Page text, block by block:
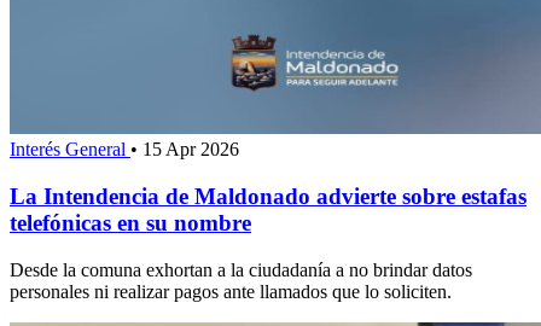
Interés General • 15 Apr 2026
La Intendencia de Maldonado advierte sobre estafas
telefónicas en su nombre
Desde la comuna exhortan a la ciudadanía a no brindar datos
personales ni realizar pagos ante llamados que lo soliciten.